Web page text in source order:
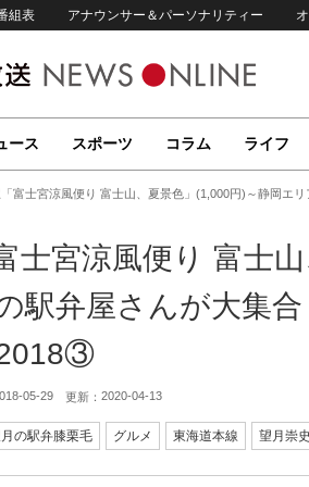
組表 アナウンサー＆パーソナリティー
ース スポーツ コラム ライフ
富士宮涼風便り 富士山、夏景色」(1,000円)～静岡エ
士宮涼風便り 富士
駅弁屋さんが大集
05-29 更新： 2020-04-13
の駅弁膝栗毛 グルメ 東海道本線 望月崇史